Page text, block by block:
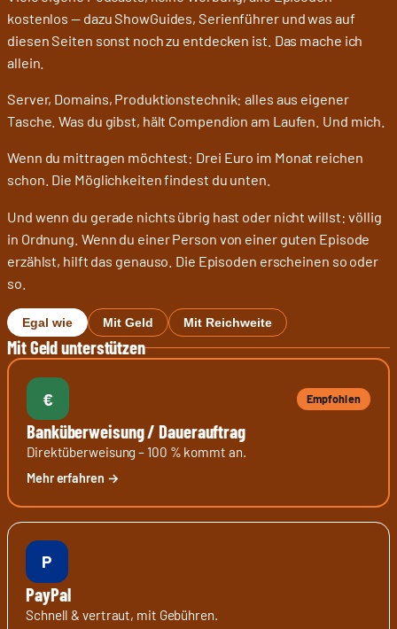
kostenlos — dazu ShowGuides, Serienführer und was auf
diesen Seiten sonst noch zu entdecken ist. Das mache ich
allein.
Server, Domains, Produktionstechnik: alles aus eigener
Tasche. Was du gibst, hält Compendion am Laufen. Und mich.
Wenn du mittragen möchtest: Drei Euro im Monat reichen
schon. Die Möglichkeiten findest du unten.
Und wenn du gerade nichts übrig hast oder nicht willst: völlig
in Ordnung. Wenn du einer Person von einer guten Episode
erzählst, hilft das genauso. Die Episoden erscheinen so oder
so.
Egal wie Mit Geld Mit Reichweite
Mit Geld unterstützen
€ Empfohlen
Banküberweisung / Dauerauftrag
Direktüberweisung – 100 % kommt an.
P
PayPal
Schnell & vertraut, mit Gebühren.